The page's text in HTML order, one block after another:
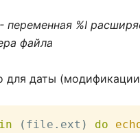
переменная %I
файла
для даты
in ( file.ext ) do